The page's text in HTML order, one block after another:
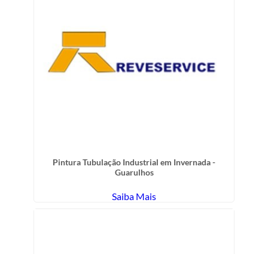
Pintura Tubulação Industrial em Invernada -
Guarulhos
Saiba Mais